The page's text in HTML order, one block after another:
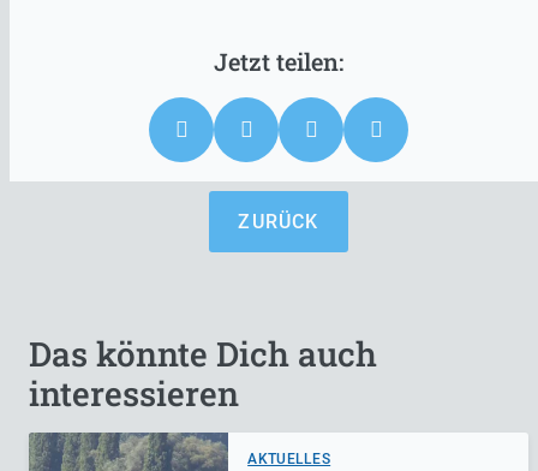
ZURÜCK
Das könnte Dich auch
interessieren
AKTUELLES